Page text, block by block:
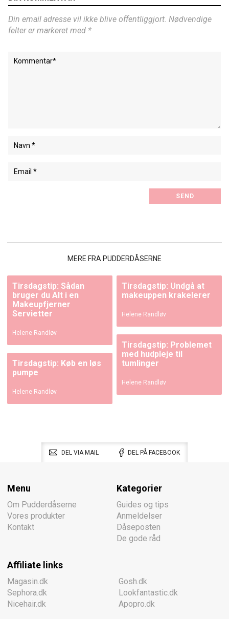
Din email adresse vil ikke blive offentliggjort. Nødvendige
felter er markeret med *
MERE FRA PUDDERDÅSERNE
Tirsdagstip: Sådan
bruger du Alt i en
Makeupfjerner
Servietter
Helene Randløv
Tirsdagstip: Undgå at
makeuppen krakelerer
Helene Randløv
Tirsdagstip: Køb en løs
pumpe
Helene Randløv
Tirsdagstip: Problemet
med hudpleje til
tumlinger
Helene Randløv
DEL VIA MAIL DEL PÅ FACEBOOK
Menu
Om Pudderdåserne
Vores produkter
Kontakt
Kategorier
Guides og tips
Anmeldelser
Dåseposten
De gode råd
Affiliate links
Magasin.dk
Sephora.dk
Nicehair.dk
Gosh.dk
Lookfantastic.dk
Apopro.dk